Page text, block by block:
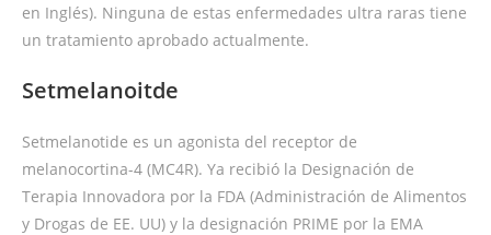
en Inglés). Ninguna de estas enfermedades ultra raras tiene
un tratamiento aprobado actualmente.
Setmelanoitde
Setmelanotide es un agonista del receptor de
melanocortina-4 (MC4R). Ya recibió la Designación de
Terapia Innovadora por la FDA (Administración de Alimentos
y Drogas de EE. UU) y la designación PRIME por la EMA